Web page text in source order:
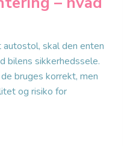
skal den enten
bilens sikkerhedssele.
bruges korrekt, men
og risiko for